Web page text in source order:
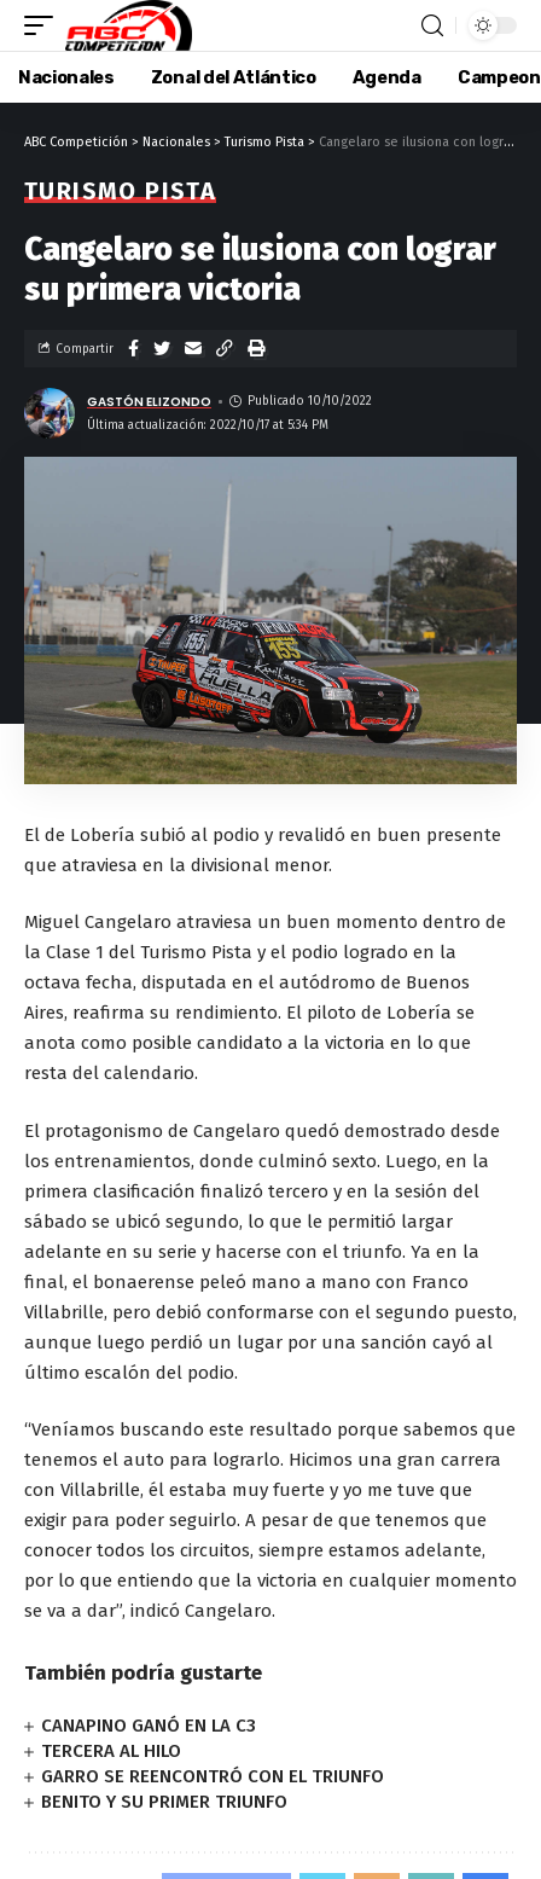
Nacionales Zonal del Atlántico Agenda
ABC Competición > Nacionales >Turismo Pista > Cangelaro se ilusiona con lograr su primera victoria
TURISMO PISTA
Cangelaro se ilusiona con lograr
su primera victoria
Última actualización: 2022/10/17 at 5:34 PM
GASTÓN ELIZONDO Publicado 10/10/2022
Compartir
El de Lobería subió al podio y revalidó en buen presente
que atraviesa en la divisional menor.
Miguel Cangelaro atraviesa un buen momento dentro de
la Clase 1 del Turismo Pista y el podio logrado en la
octava fecha, disputada en el autódromo de Buenos
Aires, reafirma su rendimiento. El piloto de Lobería se
anota como posible candidato a la victoria en lo que
resta del calendario.
El protagonismo de Cangelaro quedó demostrado desde
los entrenamientos, donde culminó sexto. Luego, en la
primera clasificación finalizó tercero y en la sesión del
sábado se ubicó segundo, lo que le permitió largar
adelante en su serie y hacerse con el triunfo. Ya en la
final, el bonaerense peleó mano a mano con Franco
Villabrille, pero debió conformarse con el segundo puesto,
aunque luego perdió un lugar por una sanción cayó al
último escalón del podio.
“Veníamos buscando este resultado porque sabemos que
tenemos el auto para lograrlo. Hicimos una gran carrera
con Villabrille, él estaba muy fuerte y yo me tuve que
exigir para poder seguirlo. A pesar de que tenemos que
conocer todos los circuitos, siempre estamos adelante,
por lo que entiendo que la victoria en cualquier momento
se va a dar”, indicó Cangelaro.
También podría gustarte
CANAPINO GANÓ EN LA C3
TERCERA AL HILO
GARRO SE REENCONTRÓ CON EL TRIUNFO
BENITO Y SU PRIMER TRIUNFO